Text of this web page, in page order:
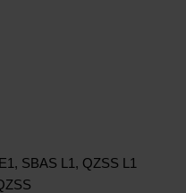
SBAS L1, QZSS L1